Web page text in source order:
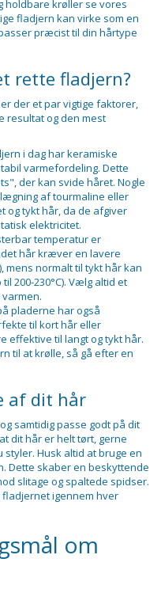
holdbare krøller se vores
fladjern kan virke som en
præcist til din hårtype
rette fladjern?
der et par vigtige faktorer,
resultat og den mest
i dag har keramiske
varmefordeling. Dette
der kan svide håret. Nogle
af tourmaline eller
og tykt hår, da de afgiver
elektricitet.
temperatur er
hår kræver en lavere
mens normalt til tykt hår kan
200-230°C). Vælg altid et
pladerne har også
til kort hår eller
effektive til langt og tykt hår.
til at krølle, så gå efter en
af dit hår
samtidig passe godt på dit
dit hår er helt tørt, gerne
styler. Husk altid at bruge en
Dette skaber en beskyttende
slitage og spaltede spidser.
igennem hver
om